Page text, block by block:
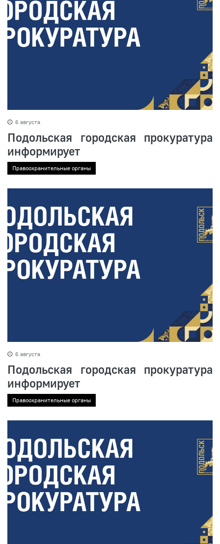
6 августа
Подольская городская прокуратура
информирует
Правоохранительные органы
6 августа
Подольская городская прокуратура
информирует
Правоохранительные органы